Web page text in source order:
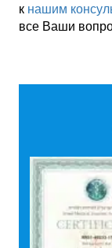
к нашим
все Ваши